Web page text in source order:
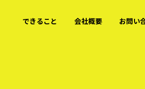
できること 会社概要 お問い